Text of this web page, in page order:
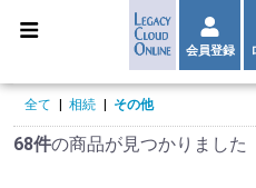
会員登録
全て 相続 その他
68件の商品が見つかりました